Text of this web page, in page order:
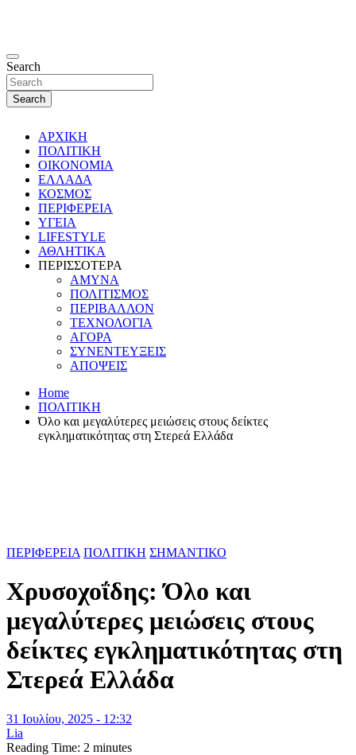
Search
Search
ΑΡΧΙΚΗ
ΠΟΛΙΤΙΚΗ
ΟΙΚΟΝΟΜΙΑ
ΕΛΛΑΔΑ
ΚΟΣΜΟΣ
ΠΕΡΙΦΕΡΕΙΑ
ΥΓΕΙΑ
LIFESTYLE
ΑΘΛΗΤΙΚΑ
ΠΕΡΙΣΣΟΤΕΡΑ
ΑΜΥΝΑ
ΠΟΛΙΤΙΣΜΟΣ
ΠΕΡΙΒΑΛΛΟΝ
ΤΕΧΝΟΛΟΓΙΑ
ΑΓΟΡΑ
ΣΥΝΕΝΤΕΥΞΕΙΣ
ΑΠΟΨΕΙΣ
Home
ΠΟΛΙΤΙΚΗ
Όλο και μεγαλύτερες μειώσεις στους δείκτες
εγκληματικότητας στη Στερεά Ελλάδα
ΠΕΡΙΦΕΡΕΙΑ ΠΟΛΙΤΙΚΗ ΣΗΜΑΝΤΙΚΟ
Χρυσοχοΐδης: Όλο και
μεγαλύτερες μειώσεις στους
δείκτες εγκληματικότητας στη
Στερεά Ελλάδα
31 Ιουλίου, 2025 - 12:32
Lia
Reading Time: 2 minutes